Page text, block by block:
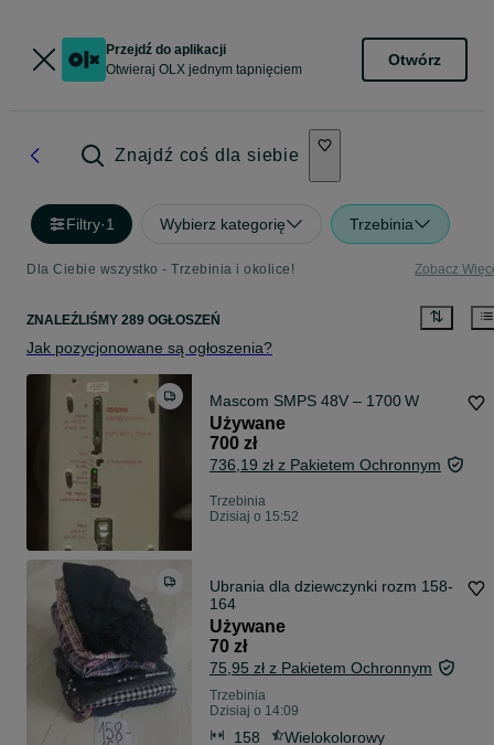
Przejdź do aplikacji
Otwieraj OLX jednym tapnięciem
Otwórz
Znajdź coś dla siebie
Filtry·1 Wybierz kategorię Trzebinia
Dla Ciebie wszystko - Trzebinia i okolice! Zobacz
ZNALEŹLIŚMY 289 OGŁOSZEŃ
Jak pozycjonowane są ogłoszenia?
Mascom SMPS 48V – 1700 W
Używane
700 zł
736,19 zł z Pakietem Ochronnym
Trzebinia
Dzisiaj o 15:52
Ubrania dla dziewczynki rozm 158-
164
Używane
70 zł
75,95 zł z Pakietem Ochronnym
Trzebinia
Dzisiaj o 14:09
158 Wielokolorowy